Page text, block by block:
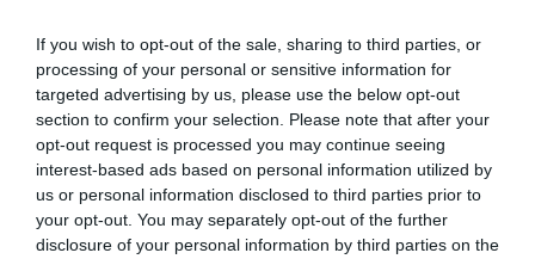
If you wish to opt-out of the sale, sharing to third parties, or
processing of your personal or sensitive information for
targeted advertising by us, please use the below opt-out
section to confirm your selection. Please note that after your
opt-out request is processed you may continue seeing
interest-based ads based on personal information utilized by
us or personal information disclosed to third parties prior to
your opt-out. You may separately opt-out of the further
disclosure of your personal information by third parties on the
La segunda cadena es el Ibex-35 estadounidense. Por eso
Trump elogió a Botín, el Santander (USAsander) sumiso
“socio” en intereses y negocios. El sector financiero de
Estados Unidos no sólo domina el Ibex-35 español, con en
un creciente 60% en sus manos, sino que sus principales
fondos (BlackRock, Vanguard y Fidelity) y bancos
(Goldman Sachs, Bank of America y JP Morgan) son los